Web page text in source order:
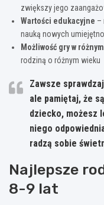
zwiększy jego
Wartości edukacyjne –
nauką nowych
Możliwość gry w
rodziną o różnym wieku
Zawsze
ale pamiętaj, że
dziecko, możesz
niego
radzą sobie
Najlepsze
8-9 lat